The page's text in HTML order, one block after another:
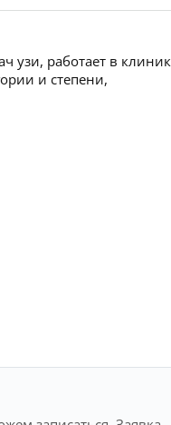
узи, работает в
и степени,